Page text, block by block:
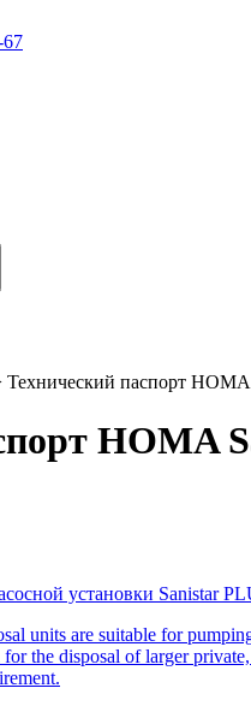
67
Технический паспорт HOMA
HOMA
установки Sanistar
units are suitable for
the disposal of larger